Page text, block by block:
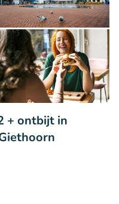
+ ontbijt in